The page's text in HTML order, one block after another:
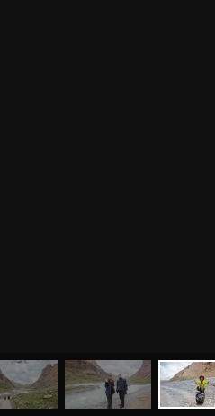
ЙОГА СЕМИНАРЫ МЕНЮ